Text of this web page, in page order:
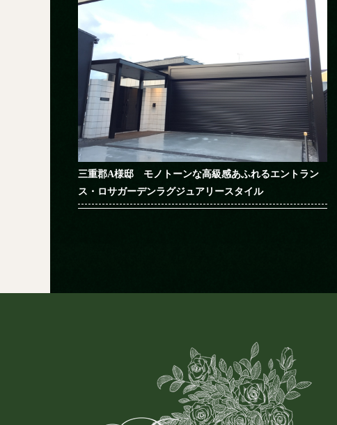
三重郡A様邸 モノトーンな高級感あふれるエントラン
ス・ロサガーデンラグジュアリースタイル